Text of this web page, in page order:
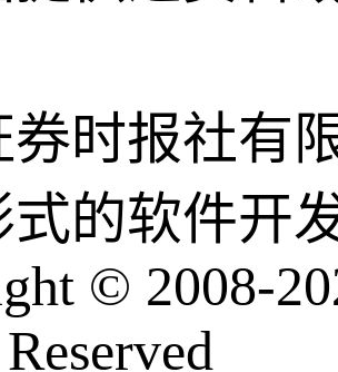
券时报社有
式的软件开
© 2008-